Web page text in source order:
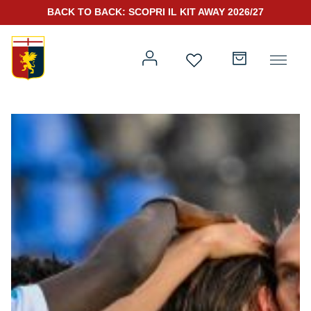
Prima squadra
Prima squadra
Genoa for Special
Kit Gara 2026/27
Rappresentanza
Kit Gara 25/26
BACK TO BACK: SCOPRI IL KIT AWAY 2026/27